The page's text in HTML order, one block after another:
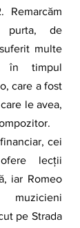
Remarcăm
de
multe
în timpul
care a fost
le avea,
lecții
iar Romeo
pe Strada